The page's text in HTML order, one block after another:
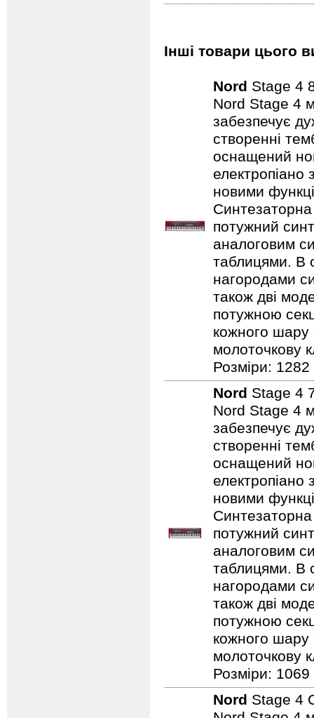
Інші товари цього
Nord Stage 4
Nord Stage 4
забезпечує
створенні
оснащений
електропіано
новими
потужний
аналоговим
таблицями. В
нагородами
також дві
потужною
кожного шару
молоточкову
Розміри:
Nord Stage 4
Nord Stage 4
забезпечує
створенні
оснащений
електропіано
новими
потужний
аналоговим
таблицями. В
нагородами
також дві
потужною
кожного шару
молоточкову
Розміри:
Nord Stage 4